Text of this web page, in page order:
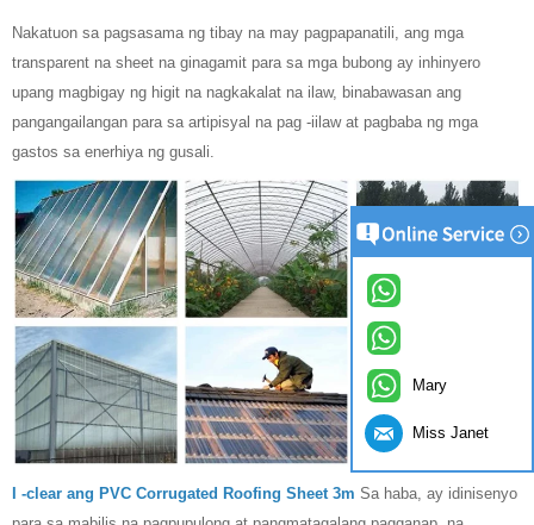
Nakatuon sa pagsasama ng tibay na may pagpapanatili, ang mga
transparent na sheet na ginagamit para sa mga bubong ay inhinyero
upang magbigay ng higit na nagkakalat na ilaw, binabawasan ang
pangangailangan para sa artipisyal na pag -iilaw at pagbaba ng mga
gastos sa enerhiya ng gusali.
I -clear ang PVC Corrugated Roofing Sheet 3m Sa haba, ay idinisenyo
Mary
Miss Janet